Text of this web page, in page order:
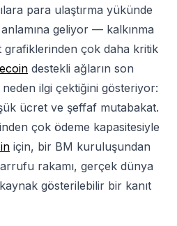
para ulaştırma yükünde
geliyor — kalkınma
grafiklerinden çok daha kritik
destekli ağların son
ilgi çektiğini gösteriyor:
ücret ve şeffaf mutabakat.
çok ödeme kapasitesiyle
için, bir BM kuruluşundan
rakamı, gerçek dünya
gösterilebilir bir kanıt